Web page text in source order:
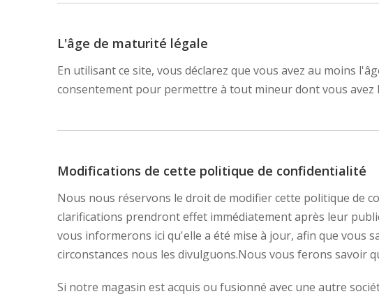
L'âge de maturité légale
En utilisant ce site, vous déclarez que vous avez au moins
consentement pour permettre à tout mineur dont vous avez
Modifications de cette politique de confidentialité
Nous nous réservons le droit de modifier cette politique de
clarifications prendront effet immédiatement après leur
vous informerons ici qu'elle a été mise à jour, afin que vous
circonstances nous les divulguons.Nous vous ferons savoir
Si notre magasin est acquis ou fusionné avec une autre